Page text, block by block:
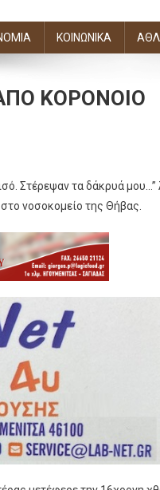
ΚΟΙΝΩΝΙΚΑ
ΚΟΡΟΝΟΙΟ
Στέρεψαν τα δάκρυά
νοσοκομείο της Θήβας.